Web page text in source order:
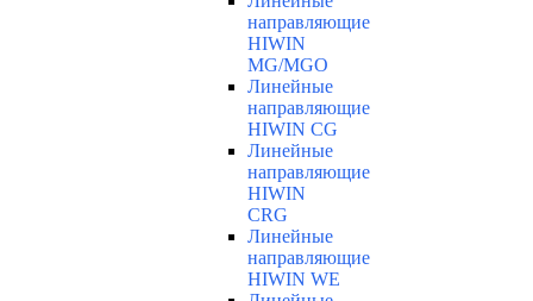
направляющие
HIWIN
MG/MGO
Линейные
направляющие
HIWIN CG
Линейные
направляющие
HIWIN
CRG
Линейные
направляющие
HIWIN WE